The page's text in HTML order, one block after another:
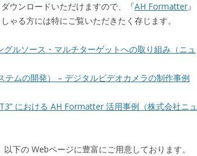
ウンロードいただけますので、『AH Formatter』
ゃる方には特にご覧いただきたく存じます。
ルソース・マルチターゲットへの取り組み（ニュ
ムの開発） – デジタルビデオカメラの制作事例
における AH Formatter 活用事例（株式会社ニュ
下の Webページに豊富にご用意しております。